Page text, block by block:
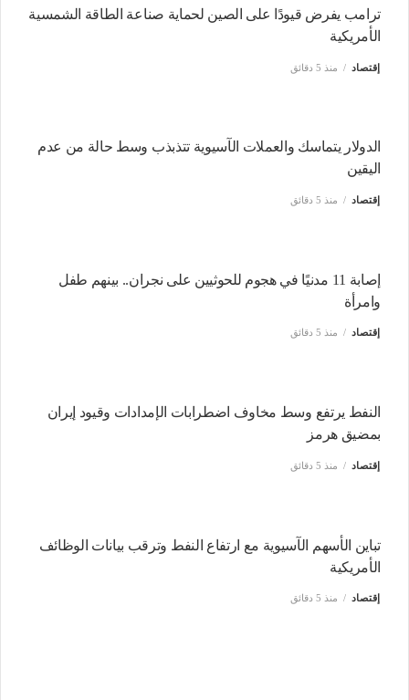
ترامب يفرض قيودًا على الصين لحماية صناعة الطاقة الشمسية
الأمريكية
إقتصاد منذ 5 دقائق
الدولار يتماسك والعملات الآسيوية تتذبذب وسط حالة من عدم
اليقين
إقتصاد منذ 5 دقائق
إصابة 11 مدنيًا في هجوم للحوثيين على نجران.. بينهم طفل
وامرأة
إقتصاد منذ 5 دقائق
النفط يرتفع وسط مخاوف اضطرابات الإمدادات وقيود إيران
بمضيق هرمز
إقتصاد منذ 5 دقائق
تباين الأسهم الآسيوية مع ارتفاع النفط وترقب بيانات الوظائف
الأمريكية
إقتصاد منذ 5 دقائق